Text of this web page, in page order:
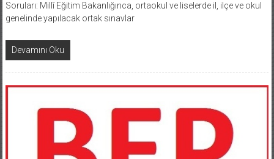
Soruları: Millî Eğitim Bakanlığınca, ortaokul ve liselerde il, ilçe ve okul
genelinde yapılacak ortak sınavlar
Devamını Oku